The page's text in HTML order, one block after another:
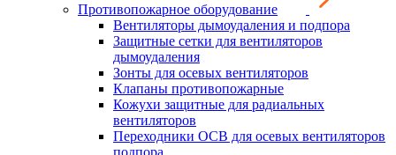
Противопожарное оборудование
Вентиляторы дымоудаления и подпора
Защитные сетки для вентиляторов
дымоудаления
Зонты для осевых вентиляторов
Клапаны противопожарные
Кожухи защитные для радиальных
вентиляторов
Переходники ОСВ для осевых вентиляторов
подпора